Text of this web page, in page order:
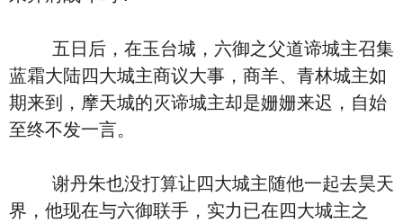
五日后，在玉台城，六御之父道谛城主召集
蓝霜大陆四大城主商议大事，商羊、青林城主如
期来到，摩天城的灭谛城主却是姗姗来迟，自始
至终不发一言。
谢丹朱也没打算让四大城主随他一起去昊天
界，他现在与六御联手，实力已在四大城主之